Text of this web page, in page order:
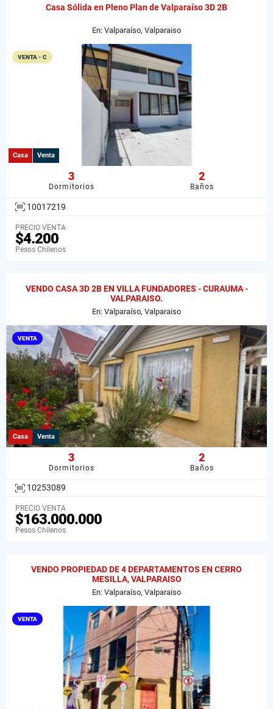
Casa Sólida en Pleno Plan de Valparaíso 3D 2B
En: Valparaíso, Valparaiso
VENTA - C
Casa Venta
3
Dormitorios
2
Baños
10017219
PRECIO VENTA
$4.200
Pesos Chilenos
VENDO CASA 3D 2B EN VILLA FUNDADORES - CURAUMA -
VALPARAISO.
En: Valparaíso, Valparaiso
VENTA
Casa Venta
3
Dormitorios
2
Baños
10253089
PRECIO VENTA
$163.000.000
Pesos Chilenos
VENDO PROPIEDAD DE 4 DEPARTAMENTOS EN CERRO
MESILLA, VALPARAISO
En: Valparaíso, Valparaiso
VENTA